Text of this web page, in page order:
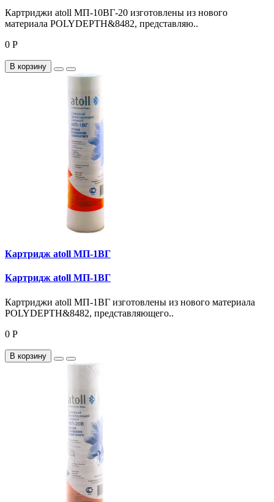
Картриджи atoll МП-10ВГ-20 изготовлены из нового
материала POLYDEPTH&8482, представляю..
0 Р
В корзину
Картридж atoll МП-1ВГ
Картридж atoll МП-1ВГ
Картриджи atoll МП-1ВГ изготовлены из нового материала
POLYDEPTH&8482, представляющего..
0 Р
В корзину